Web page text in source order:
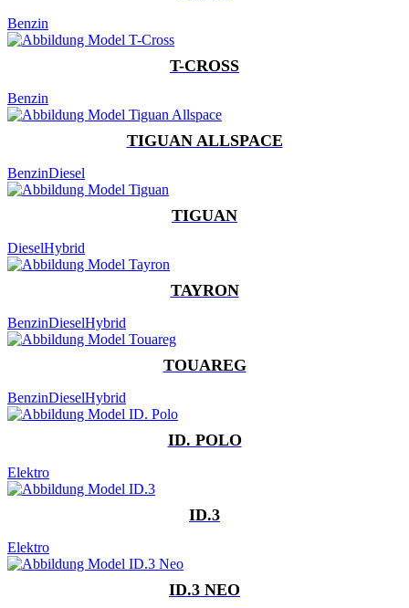
Benzin
T-CROSS
Benzin
TIGUAN ALLSPACE
BenzinDiesel
TIGUAN
DieselHybrid
TAYRON
BenzinDieselHybrid
TOUAREG
BenzinDieselHybrid
ID. POLO
Elektro
ID.3
Elektro
ID.3 NEO